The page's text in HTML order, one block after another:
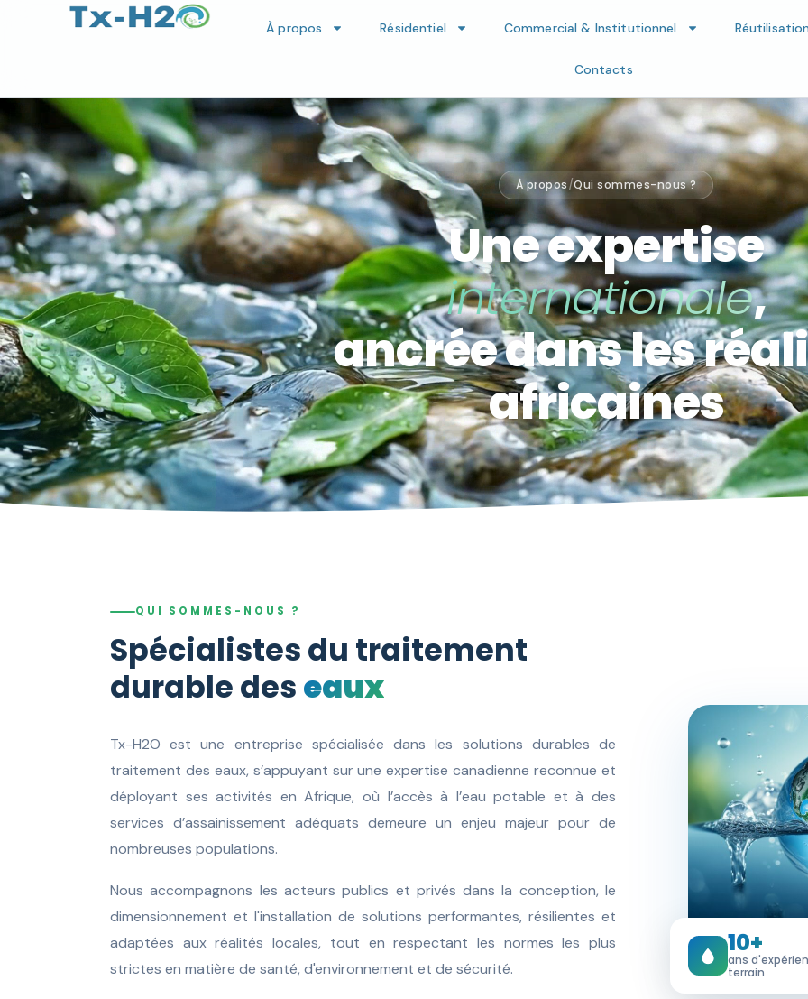
À propos Résidentiel Commercial & Institutionnel
Contacts
À propos/Qui sommes-nous ?
Une expertise
internationale,
ancrée dans les
africaines
QUI SOMMES-NOUS ?
Spécialistes du traitement
durable deseaux
Tx-H2O est une entreprise spécialisée dans les solutions durables de
traitement des eaux, s’appuyant sur une expertise canadienne reconnue et
déployant ses activités en Afrique, où l’accès à l’eau potable et à des
services d’assainissement adéquats demeure un enjeu majeur pour de
nombreuses populations.
Nous accompagnons les acteurs publics et privés dans la conception, le
dimensionnement et l'installation de solutions performantes, résilientes et
adaptées aux réalités locales, tout en respectant les normes les plus
strictes en matière de santé, d'environnement et de sécurité.
10+
ans
terrain